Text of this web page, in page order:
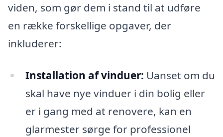
viden, som gør dem i stand til at udføre
en række forskellige opgaver, der
inkluderer:
Installation af vinduer: Uanset om du
skal have nye vinduer i din bolig eller
er i gang med at renovere, kan en
glarmester sørge for professionel